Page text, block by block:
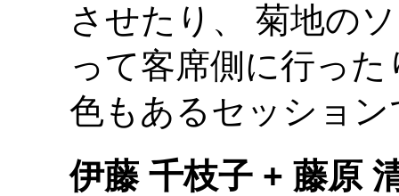
させたり、 菊地の
って客席側に行っ
色もあるセッショ
伊藤 千枝子 + 藤原